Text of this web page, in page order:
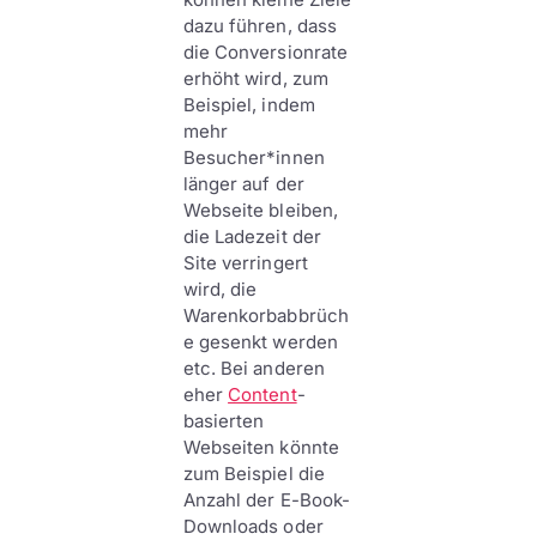
dazu führen, dass
die Conversionrate
erhöht wird, zum
Beispiel, indem
mehr
Besucher*innen
länger auf der
Webseite bleiben,
die Ladezeit der
Site verringert
wird, die
Warenkorbabbrüch
e gesenkt werden
etc. Bei anderen
eher Content-
basierten
Webseiten könnte
zum Beispiel die
Anzahl der E-Book-
Downloads oder